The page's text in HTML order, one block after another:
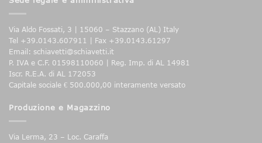
Via Aldo Fossati, 3 | 15060 – Stazzano (AL) Italy
Tel +39.0143.607911 | Fax +39.0143.61297
Email: schiavetti@schiavetti.it
P. IVA e C.F. 01598110060 | Reg. Imp. di AL 14981
Iscr. R.E.A. di AL 172053
Capitale sociale € 500.000,00 interamente versato
Produzione e Magazzino
Via Lerma, 23 – Loc. Caraffa